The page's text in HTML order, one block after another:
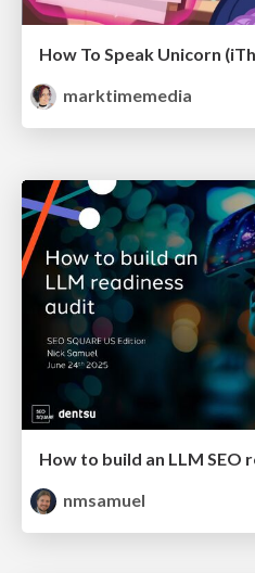
How To Speak Unicorn
marktimemedia
nmsamuel